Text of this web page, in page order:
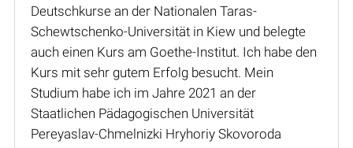
Deutschkurse an der Nationalen Taras-
Schewtschenko-Universität in Kiew und belegte
auch einen Kurs am Goethe-Institut. Ich habe den
Kurs mit sehr gutem Erfolg besucht. Mein
Studium habe ich im Jahre 2021 an der
Staatlichen Pädagogischen Universität
Pereyaslav-Chmelnizki Hryhoriy Skovoroda